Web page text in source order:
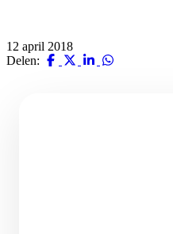
12 april 2018
Delen: